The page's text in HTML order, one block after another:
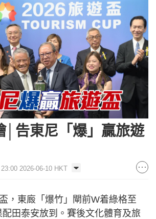
│告東尼「爆」贏旅遊
2026-06-10 HKT
，東廄「爆竹」閘前W着綠格至
田泰安放到。賽後文化體育及旅